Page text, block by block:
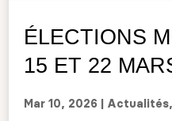
ÉLECTIONS
15 ET 22
Mar 10, 2026 Actualités,